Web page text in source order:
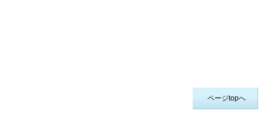
ページtopへ